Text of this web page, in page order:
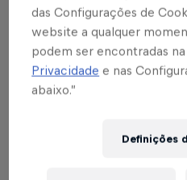
O Red Bull Bragantino
formato avaliativo como
categorias de base. O
aproximar o clube das
inesquecível para levar
das Configurações de
website a qualquer
podem ser encontradas na
Privacidade e nas
abaixo.”
Definições